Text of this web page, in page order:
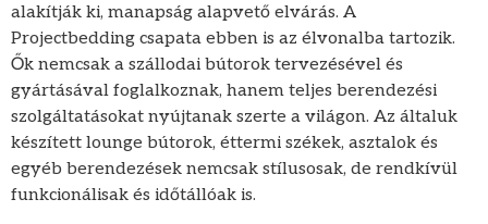
alakítják ki, manapság alapvető elvárás. A
Projectbedding csapata ebben is az élvonalba tartozik.
Ők nemcsak a szállodai bútorok tervezésével és
gyártásával foglalkoznak, hanem teljes berendezési
szolgáltatásokat nyújtanak szerte a világon. Az általuk
készített lounge bútorok, éttermi székek, asztalok és
egyéb berendezések nemcsak stílusosak, de rendkívül
funkcionálisak és időtállóak is.